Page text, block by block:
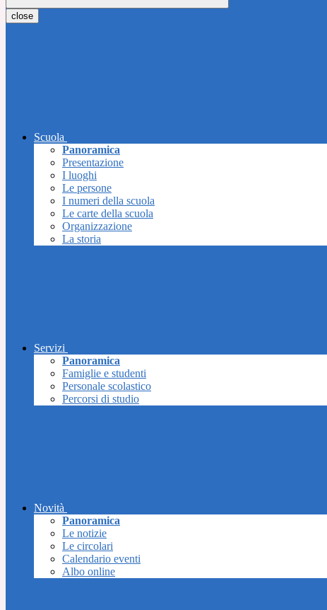
close
Scuola
Panoramica
Presentazione
I luoghi
Le persone
I numeri della scuola
Le carte della scuola
Organizzazione
La storia
Servizi
Panoramica
Famiglie e studenti
Personale scolastico
Percorsi di studio
Novità
Panoramica
Le notizie
Le circolari
Calendario eventi
Albo online